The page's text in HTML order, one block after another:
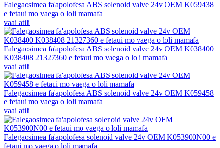
Falegaosimea fa'apolofesa ABS solenoid valve 24v OEM K059438
e fetaui mo vaega o loli mamafa
vaai atili
Falegaosimea fa'apolofesa ABS solenoid valve 24v OEM K038400
K038408 21327360 e fetaui mo vaega o loli mamafa
vaai atili
Falegaosimea fa'apolofesa ABS solenoid valve 24v OEM K059458
e fetaui mo vaega o loli mamafa
vaai atili
Falegaosimea fa'apolofesa solenoid valve 24v OEM K053900N00 e
fetaui mo vaega o loli mamafa